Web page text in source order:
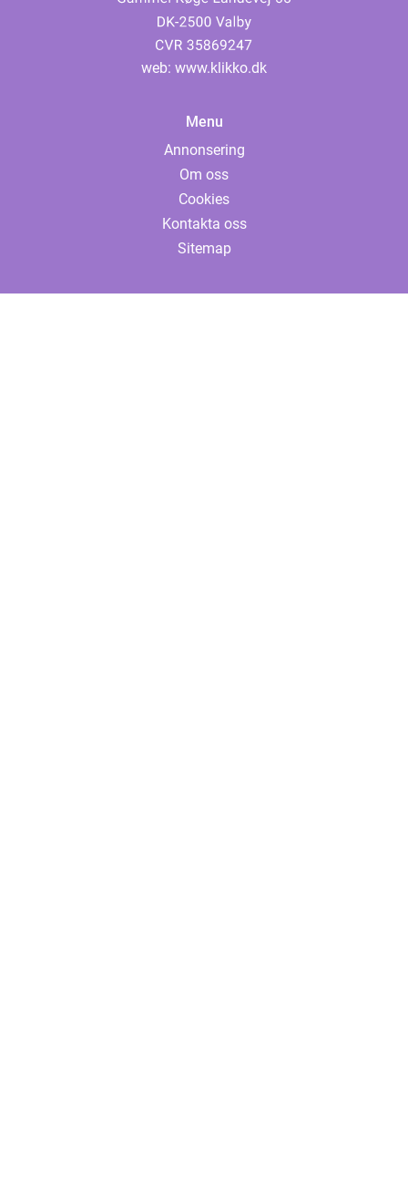
web: www.klikko.dk
Menu
Annonsering
Om oss
Cookies
Kontakta oss
Sitemap